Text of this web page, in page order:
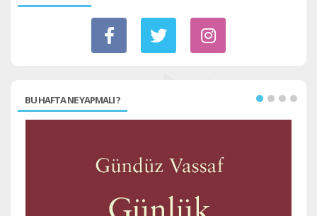
BU HAFTA NE YAPMALI ?